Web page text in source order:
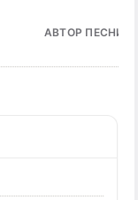
АВТОР ПЕСНИ